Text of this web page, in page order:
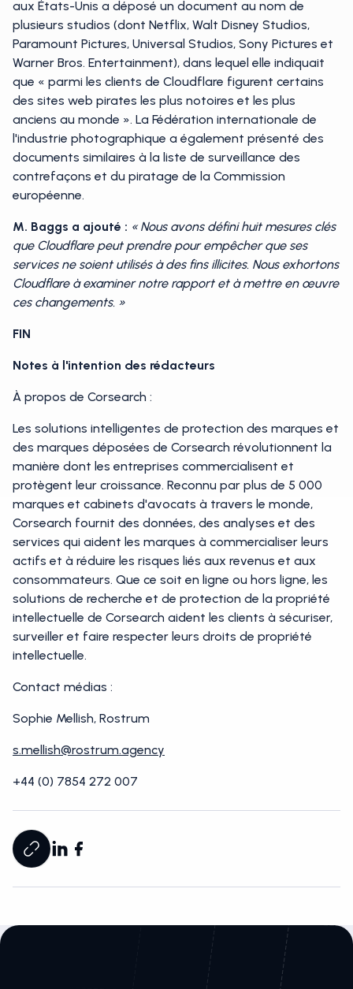
aux États-Unis a déposé un document au nom de
plusieurs studios (dont Netflix, Walt Disney Studios,
Paramount Pictures, Universal Studios, Sony Pictures et
Warner Bros. Entertainment), dans lequel elle indiquait
que « parmi les clients de Cloudflare figurent certains
des sites web pirates les plus notoires et les plus
anciens au monde ». La Fédération internationale de
l'industrie photographique a également présenté des
documents similaires à la liste de surveillance des
contrefaçons et du piratage de la Commission
européenne.
M. Baggs a ajouté : « Nous avons défini huit mesures clés
que Cloudflare peut prendre pour empêcher que ses
services ne soient utilisés à des fins illicites. Nous exhortons
Cloudflare à examiner notre rapport et à mettre en œuvre
ces changements. »
FIN
Notes à l'intention des rédacteurs
À propos de Corsearch :
Les solutions intelligentes de protection des marques et
des marques déposées de Corsearch révolutionnent la
manière dont les entreprises commercialisent et
protègent leur croissance. Reconnu par plus de 5 000
marques et cabinets d'avocats à travers le monde,
Corsearch fournit des données, des analyses et des
services qui aident les marques à commercialiser leurs
actifs et à réduire les risques liés aux revenus et aux
consommateurs. Que ce soit en ligne ou hors ligne, les
solutions de recherche et de protection de la propriété
intellectuelle de Corsearch aident les clients à sécuriser,
surveiller et faire respecter leurs droits de propriété
intellectuelle.
Contact médias :
Sophie Mellish, Rostrum
s.mellish@rostrum.agency
+44 (0) 7854 272 007